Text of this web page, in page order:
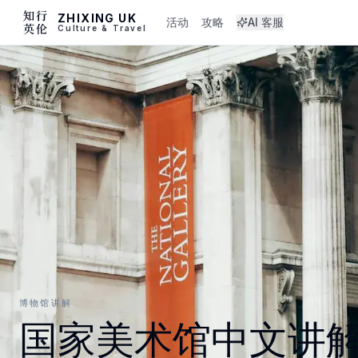
ZHIXING UK
Culture & Travel 活动 攻略 AI 客服
博物馆讲解
国家美术馆中文讲